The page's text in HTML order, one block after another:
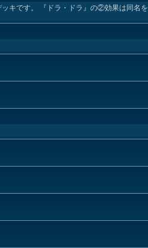
キです。 『ドラ・ドラ』の②効果は同名を